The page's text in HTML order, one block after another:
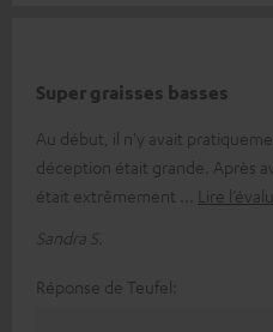
Super graisses basses
Au début, il n'y avait
déception était grande. Après
était extrêmement
Lire
Sandra S.
Réponse de Teufel: